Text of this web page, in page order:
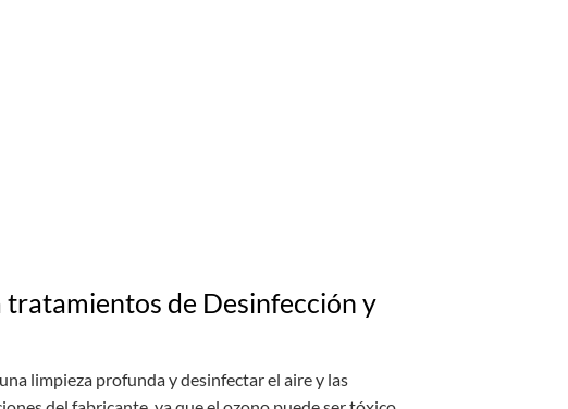
de Desinfección y
limpieza profunda y desinfectar el aire y las